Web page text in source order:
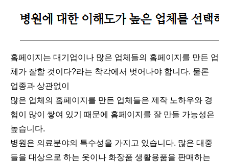
홈페이지는 대기업이나 많은 업체들의 홈페이지를 만든 업
체가 잘할 것이다?라는 착각에서 벗어나야 합니다. 물론
업종과 상관없이
많은 업체의 홈페이지를 만든 업체들은 제작 노하우와 경
험이 많이 쌓여 있기 때문에 홈페이지를 잘 만들 가능성은
높습니다.
병원은 의료분야의 특수성을 가지고 있습니다. 많은 대중
들을 대상으로 하는 옷이나 화장품 생활용품을 판매하는